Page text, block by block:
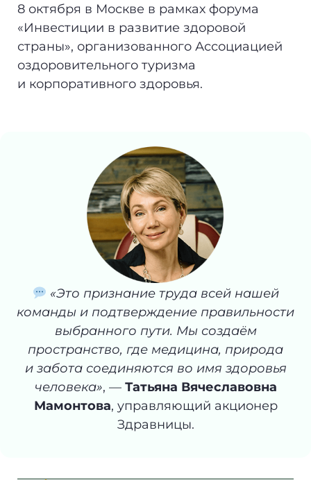
8 октября в Москве в рамках форума
«Инвестиции в развитие здоровой
страны», организованного Ассоциацией
оздоровительного туризма
и корпоративного здоровья.
«Это признание труда всей нашей
команды и подтверждение правильности
выбранного пути. Мы создаём
пространство, где медицина, природа
и забота соединяются во имя здоровья
человека», — Татьяна Вячеславовна
Мамонтова, управляющий акционер
Здравницы.